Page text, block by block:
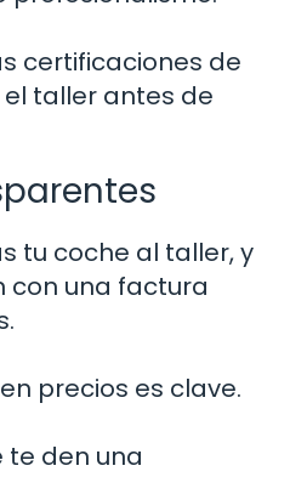
certificaciones de
taller antes de
tu coche al taller, y
con una factura
precios es clave.
te den una